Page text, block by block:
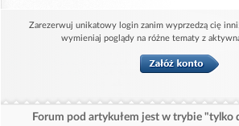
Zarezerwuj unikatowy login zanim wyprzedzą cię
wymieniaj poglądy na różne tematy z
Forum pod artykułem jest w trybie "tylko